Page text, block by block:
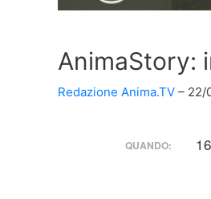
AnimaStory:
Redazione Anima.TV 22/
QUANDO: